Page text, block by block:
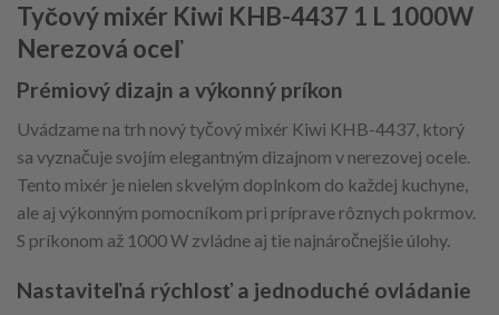
Tyčový mixér Kiwi KHB-4437 1 L 1000W
Nerezová oceľ
Prémiový dizajn a výkonný príkon
Uvádzame na trh nový tyčový mixér Kiwi KHB-4437, ktorý
sa vyznačuje svojím elegantným dizajnom v nerezovej ocele.
Tento mixér je nielen skvelým doplnkom do každej kuchyne,
ale aj výkonným pomocníkom pri príprave rôznych pokrmov.
S príkonom až 1000 W zvládne aj tie najnáročnejšie úlohy.
Nastaviteľná rýchlosť a jednoduché ovládanie